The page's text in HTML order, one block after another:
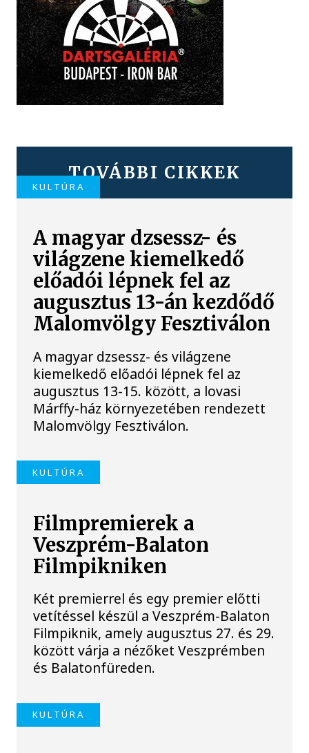
TOVÁBBI CIKKEK
KULTÚRA
A magyar dzsessz- és
világzene kiemelkedő
előadói lépnek fel az
augusztus 13-án kezdődő
Malomvölgy Fesztiválon
A magyar dzsessz- és világzene
kiemelkedő előadói lépnek fel az
augusztus 13-15. között, a lovasi
Márffy-ház környezetében rendezett
Malomvölgy Fesztiválon.
KULTÚRA
Filmpremierek a
Veszprém-Balaton
Filmpikniken
Két premierrel és egy premier előtti
vetítéssel készül a Veszprém-Balaton
Filmpiknik, amely augusztus 27. és 29.
között várja a nézőket Veszprémben
és Balatonfüreden.
KULTÚRA